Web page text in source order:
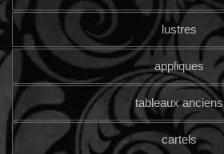
lustres
appliques
tableaux anciens
cartels